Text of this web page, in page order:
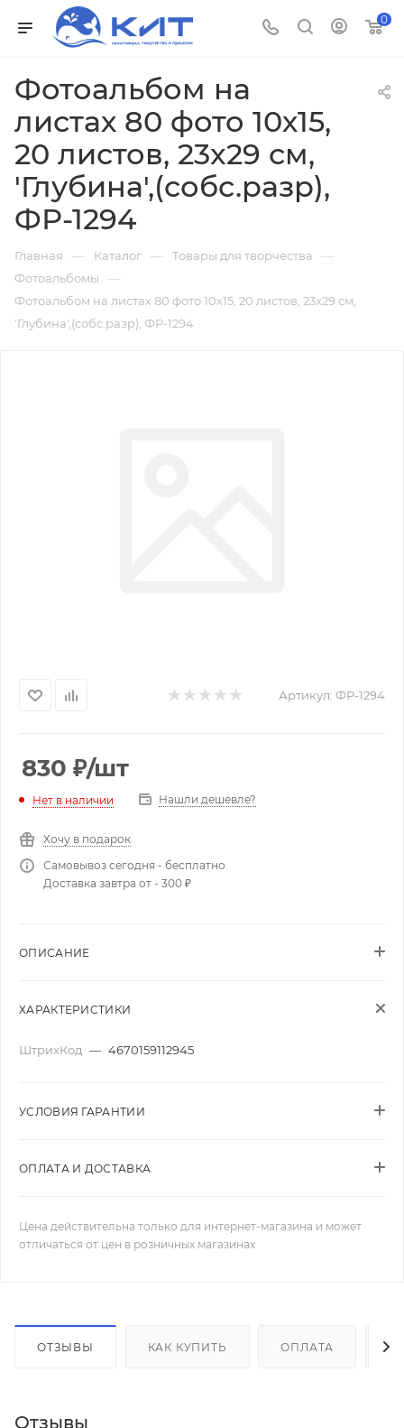
0
Фотоальбом на
листах 80 фото 10х15,
20 листов, 23x29 см,
'Глубина',(собс.разр),
ФР-1294
Главная — Каталог — Товары для творчества —
Фотоальбомы —
Фотоальбом на листах 80 фото 10х15, 20 листов, 23x29 см,
'Глубина',(собс.разр), ФР-1294
Артикул: ФР-1294
830 ₽/шт
Нет в наличии Нашли дешевле?
Хочу в подарок
Самовывоз сегодня - бесплатно
Доставка завтра от - 300 ₽
ОПИСАНИЕ
ХАРАКТЕРИСТИКИ
ШтрихКод — 4670159112945
УСЛОВИЯ ГАРАНТИИ
ОПЛАТА И ДОСТАВКА
Цена действительна только для интернет-магазина и может
отличаться от цен в розничных магазинах
ОТЗЫВЫ КАК КУПИТЬ ОПЛАТА
Отзывы